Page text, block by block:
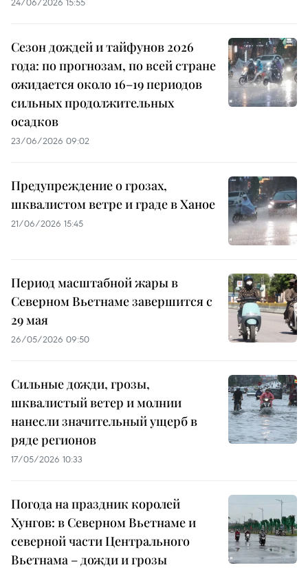
Сезон дождей и тайфунов 2026
года: по прогнозам, по всей стране
ожидается около 16–19 периодов
сильных продолжительных
осадков
23/06/2026 09:02
Предупреждение о грозах,
шквалистом ветре и граде в Ханое
21/06/2026 15:45
Период масштабной жары в
Северном Вьетнаме завершится с
29 мая
26/05/2026 09:50
Сильные дожди, грозы,
шквалистый ветер и молнии
нанесли значительный ущерб в
ряде регионов
17/05/2026 10:33
Погода на праздник королей
Хунгов: в Северном Вьетнаме и
северной части Центрального
Вьетнама – дожди и грозы